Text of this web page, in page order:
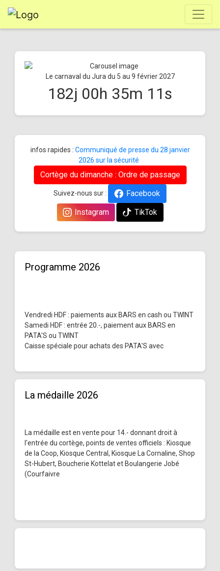
Le carnaval du Jura du 5 au 9 février 2027
182j 00h 35m 11s
infos rapides : Communiqué de presse du 28 janvier
2026 sur la sécurité
Cortège du dimanche : Ordre de passage
Suivez-nous sur :
Facebook
Instagram
TikTok
Programme 2026
Vendredi HDF : paiements aux BARS en cash ou TWINT
Samedi HDF : entrée 20.-, paiement aux BARS en
PATA'S ou TWINT
Caisse spéciale pour achats des PATA'S avec
La médaille 2026
La médaille est en vente pour 14.- donnant droit à
l'entrée du cortège, points de ventes officiels : Kiosque
de la Coop, Kiosque Central, Kiosque La Cornaline, Shop
St-Hubert, Boucherie Kottelat et Boulangerie Jobé
(Courfaivre